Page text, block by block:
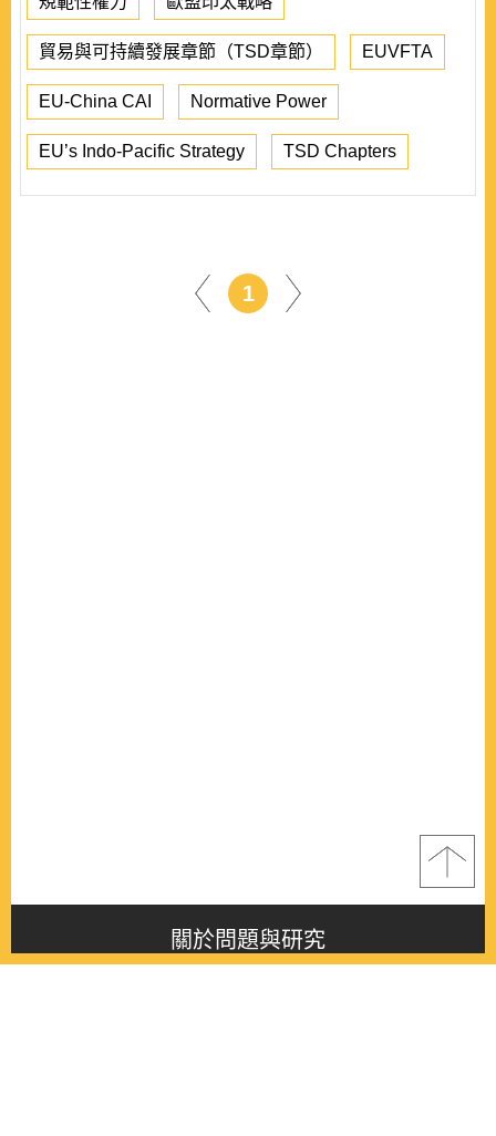
貿易與可持續發展章節（TSD章節） EUVFTA
EU-China CAI Normative Power
EU’s Indo-Pacific Strategy TSD Chapters
1
關於問題與研究
About this journal